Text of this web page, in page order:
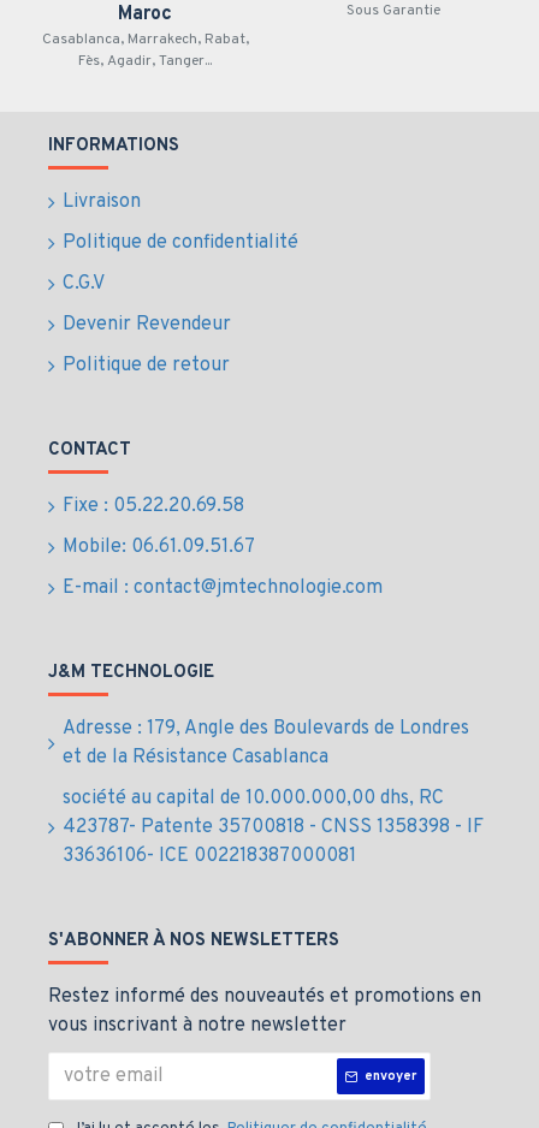
Maroc
Casablanca, Marrakech, Rabat,
Fès, Agadir, Tanger...
Sous Garantie
INFORMATIONS
Livraison
Politique de confidentialité
C.G.V
Devenir Revendeur
Politique de retour
CONTACT
Fixe : 05.22.20.69.58
Mobile: 06.61.09.51.67
E-mail : contact@jmtechnologie.com
J&M TECHNOLOGIE
Adresse : 179, Angle des Boulevards de Londres
et de la Résistance Casablanca
société au capital de 10.000.000,00 dhs, RC
423787- Patente 35700818 - CNSS 1358398 - IF
33636106- ICE 002218387000081
S'ABONNER À NOS NEWSLETTERS
Restez informé des nouveautés et promotions en
vous inscrivant à notre newsletter
envoyer